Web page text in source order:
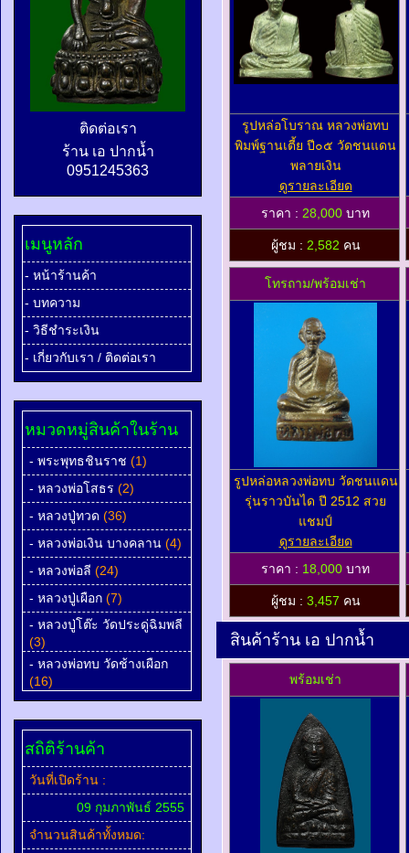
ติดต่อเรา
ร้าน เอ ปากน้ำ
0951245363
เมนูหลัก
- หน้าร้านค้า
- บทความ
- วิธีชำระเงิน
- เกี่ยวกับเรา / ติดต่อเรา
หมวดหมู่สินค้าในร้าน
- พระพุทธชินราช (1)
- หลวงพ่อโสธร (2)
- หลวงปู่ทวด (36)
- หลวงพ่อเงิน บางคลาน (4)
- หลวงพ่อลี (24)
- หลวงปู่เผือก (7)
- หลวงปู่โต๊ะ วัดประดู่ฉิมพลี
(3)
- หลวงพ่อทบ วัดช้างเผือก
(16)
สถิติร้านค้า
วันที่เปิดร้าน :
09 กุมภาพันธ์ 2555
จำนวนสินค้าทั้งหมด:
รูปหล่อโบราณ หลวงพ่อทบ
พิมพ์ฐานเตี้ย ปี๐๕ วัดชนแดน
พลายเงิน
ดูรายละเอียด
ราคา : 28,000 บาท
ผู้ชม : 2,582 คน
โทรถาม/พร้อมเช่า
รูปหล่อหลวงพ่อทบ วัดชนแดน
รุ่นราวบันได ปี 2512 สวย
แชมป์
ดูรายละเอียด
ราคา : 18,000 บาท
ผู้ชม : 3,457 คน
สินค้าร้าน เอ ปากน้ำ
พร้อมเช่า